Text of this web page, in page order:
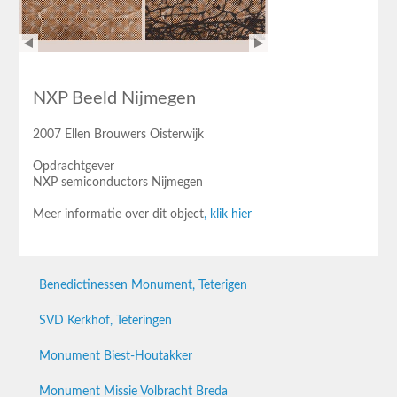
NXP Beeld Nijmegen
2007 Ellen Brouwers Oisterwijk
Opdrachtgever
NXP semiconductors Nijmegen
Meer informatie over dit object, klik hier
Benedictinessen Monument, Teterigen
SVD Kerkhof, Teteringen
Monument Biest-Houtakker
Monument Missie Volbracht Breda